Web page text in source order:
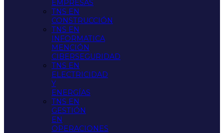
EMPRESAS
TNS EN
CONSTRUCCIÓN
TNS EN
INFORMATICA
MENCIÓN
CIBERSEGURIDAD
TNS EN
ELECTRICIDAD
Y
ENERGÍAS
TNS EN
GESTIÓN
EN
OPERACIONES